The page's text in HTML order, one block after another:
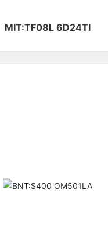
MIT:TF08L 6D24TI